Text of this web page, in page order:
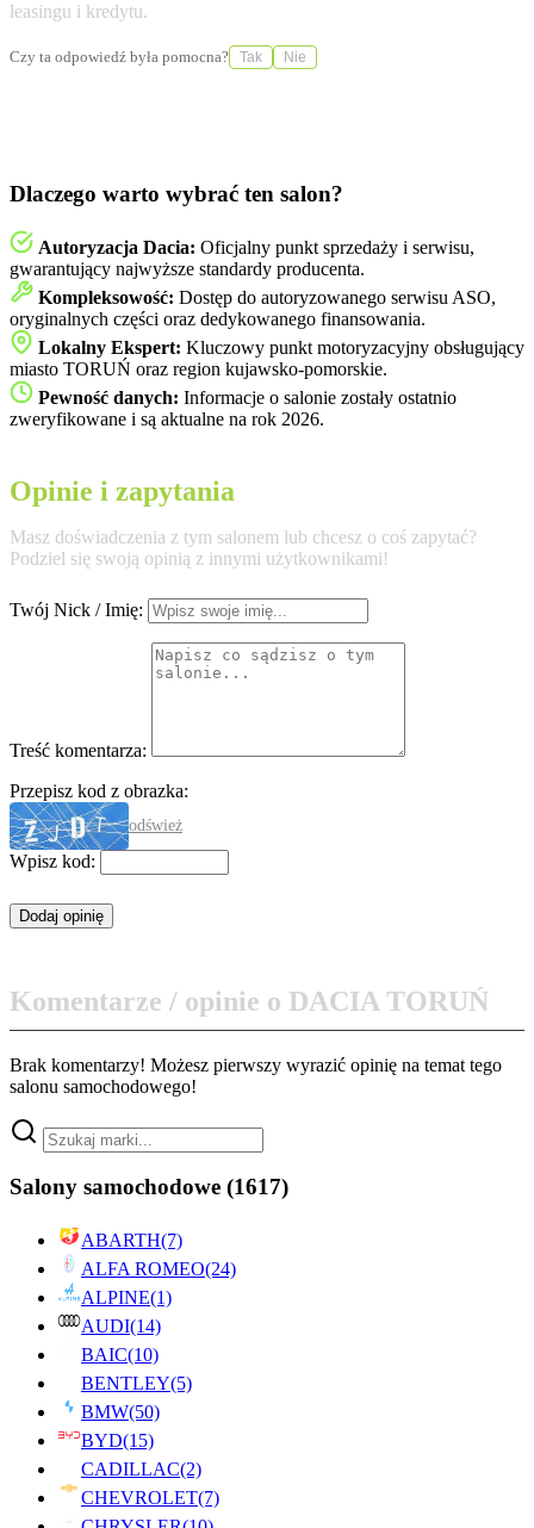
leasingu i kredytu.
Czy ta odpowiedź była pomocna? Tak Nie
Dlaczego warto wybrać ten salon?
Autoryzacja Dacia: Oficjalny punkt sprzedaży i serwisu,
gwarantujący najwyższe standardy producenta.
Kompleksowość: Dostęp do autoryzowanego serwisu ASO,
oryginalnych części oraz dedykowanego finansowania.
Lokalny Ekspert: Kluczowy punkt motoryzacyjny obsługujący
miasto TORUŃ oraz region kujawsko-pomorskie.
Pewność danych: Informacje o salonie zostały ostatnio
zweryfikowane i są aktualne na rok 2026.
Opinie i zapytania
Masz doświadczenia z tym salonem lub chcesz o coś zapytać?
Podziel się swoją opinią z innymi użytkownikami!
Twój Nick / Imię:
Treść komentarza:
Przepisz kod z obrazka:
odśwież
Wpisz kod:
Komentarze / opinie o DACIA TORUŃ
Brak komentarzy! Możesz pierwszy wyrazić opinię na temat tego
salonu samochodowego!
Salony samochodowe (1617)
ABARTH(7)
ALFA ROMEO(24)
ALPINE(1)
AUDI(14)
BAIC(10)
BENTLEY(5)
BMW(50)
BYD(15)
CADILLAC(2)
CHEVROLET(7)